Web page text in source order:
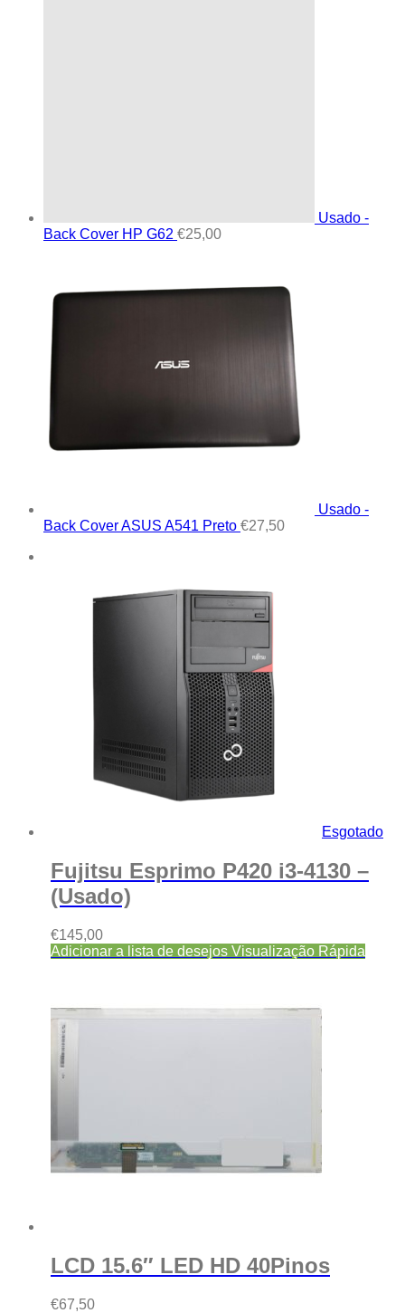
Usado -
Back Cover HP G62 €25,00
Usado -
Back Cover ASUS A541 Preto €27,50
Esgotado
Fujitsu Esprimo P420 i3-4130 –
(Usado)
€145,00
Adicionar a lista de desejos Visualização Rápida
LCD 15.6″ LED HD 40Pinos
€67,50